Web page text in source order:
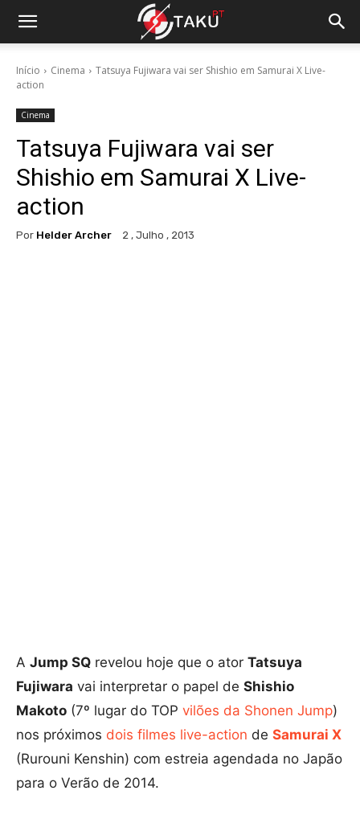
Início Cinema
Tatsuya Fujiwara vai ser Shishio em Samurai X Live-
action
Cinema
Tatsuya Fujiwara vai ser
Shishio em Samurai X Live-
action
Por Helder Archer 2 , Julho , 2013
A Jump SQ revelou hoje que o ator Tatsuya
Fujiwara vai interpretar o papel de Shishio
Makoto (7º lugar do TOP vilões da Shonen Jump)
nos próximos dois filmes live-action de Samurai X
(Rurouni Kenshin) com estreia agendada no Japão
para o Verão de 2014.